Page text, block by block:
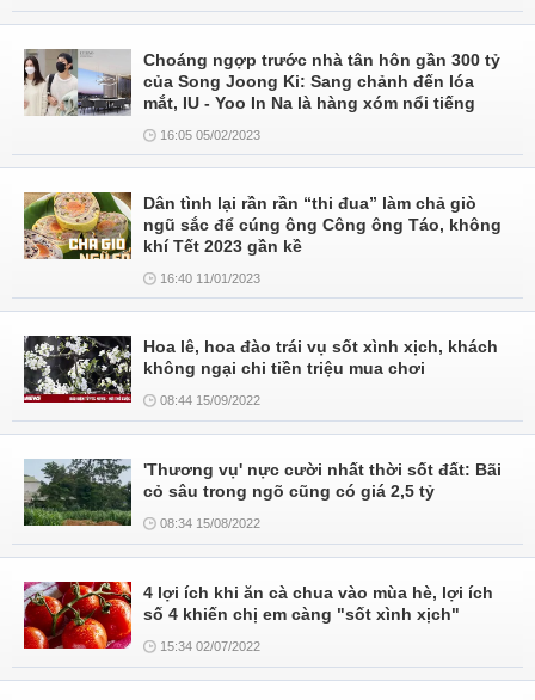
Choáng ngợp trước nhà tân hôn gần 300 tỷ
của Song Joong Ki: Sang chảnh đến lóa
mắt, IU - Yoo In Na là hàng xóm nổi tiếng
16:05 05/02/2023
Dân tình lại rần rần “thi đua” làm chả giò
ngũ sắc để cúng ông Công ông Táo, không
khí Tết 2023 gần kề
16:40 11/01/2023
Hoa lê, hoa đào trái vụ sốt xình xịch, khách
không ngại chi tiền triệu mua chơi
08:44 15/09/2022
'Thương vụ' nực cười nhất thời sốt đất: Bãi
cỏ sâu trong ngõ cũng có giá 2,5 tỷ
08:34 15/08/2022
4 lợi ích khi ăn cà chua vào mùa hè, lợi ích
số 4 khiến chị em càng "sốt xình xịch"
15:34 02/07/2022